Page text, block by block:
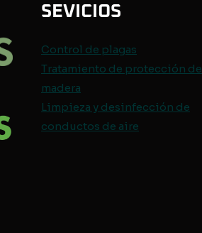
SEVICIOS
Control de plagas
Tratamiento de protección de
madera
Limpieza y desinfección de
conductos de aire